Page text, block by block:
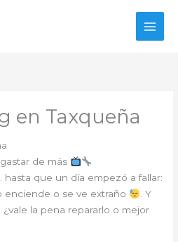
en Taxqueña
de más
hasta que un día empezó a fallar:
enciende o se ve extraño
. Y
la pena repararlo o mejor